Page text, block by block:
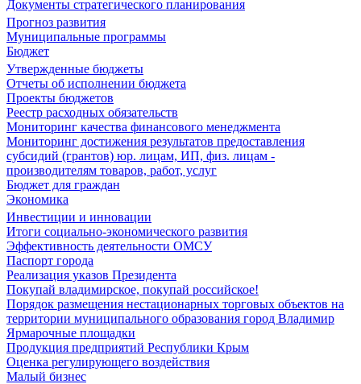
Документы стратегического планирования
Прогноз развития
Муниципальные программы
Бюджет
Утвержденные бюджеты
Отчеты об исполнении бюджета
Проекты бюджетов
Реестр расходных обязательств
Мониторинг качества финансового менеджмента
Мониторинг достижения результатов предоставления
субсидий (грантов) юр. лицам, ИП, физ. лицам -
производителям товаров, работ, услуг
Бюджет для граждан
Экономика
Инвестиции и инновации
Итоги социально-экономического развития
Эффективность деятельности ОМСУ
Паспорт города
Реализация указов Президента
Покупай владимирское, покупай российское!
Порядок размещения нестационарных торговых объектов на
территории муниципального образования город Владимир
Ярмарочные площадки
Продукция предприятий Республики Крым
Оценка регулирующего воздействия
Малый бизнес